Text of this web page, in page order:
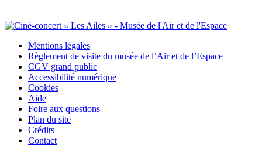
Mentions légales
Règlement de visite du musée de l’Air et de l’Espace
CGV grand public
Accessibilité numérique
Cookies
Aide
Foire aux questions
Plan du site
Crédits
Contact